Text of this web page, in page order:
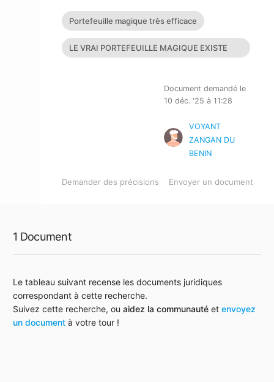
Portefeuille magique très efficace
LE VRAI PORTEFEUILLE MAGIQUE EXISTE
Document demandé le
10 déc. '25 à 11:28
VOYANT
ZANGAN DU
BENIN
Demander des précisions Envoyer un document
1 Document
Le tableau suivant recense les documents juridiques
correspondant à cette recherche.
Suivez cette recherche, ou aidez la communauté et envoyez
un document à votre tour !